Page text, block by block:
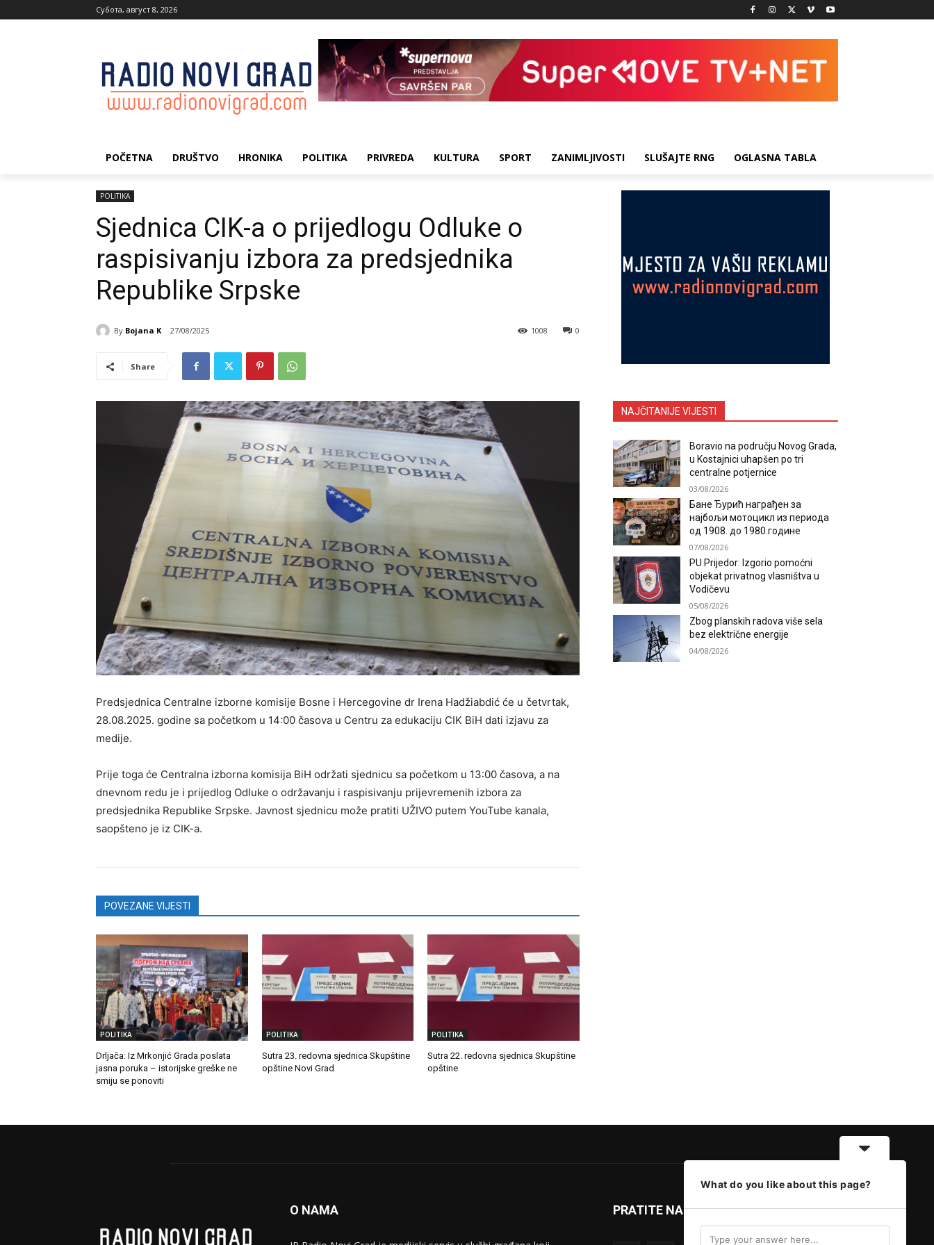
Субота, август 8, 2026
POČETNA DRUŠTVO HRONIKA POLITIKA PRIVREDA KULTURA SPORT ZANIMLJIVOSTI SLUŠAJTE RNG OGLASNA TABLA
POLITIKA
Sjednica CIK-a o prijedlogu Odluke o
raspisivanju izbora za predsjednika
Republike Srpske
By Bojana K 27/08/2025 0
1008
Share
Predsjednica Centralne izborne komisije Bosne i Hercegovine dr Irena Hadžiabdić će u četvrtak,
28.08.2025. godine sa početkom u 14:00 časova u Centru za edukaciju CIK BiH dati izjavu za
medije.
Prije toga će Centralna izborna komisija BiH održati sjednicu sa početkom u 13:00 časova, a na
dnevnom redu je i prijedlog Odluke o održavanju i raspisivanju prijevremenih izbora za
predsjednika Republike Srpske. Javnost sjednicu može pratiti UŽIVO putem YouTube kanala,
saopšteno je iz CIK-a.
POVEZANE VIJESTI
POLITIKA
Drljača: Iz Mrkonjić Grada poslata
jasna poruka – istorijske greške ne
smiju se ponoviti
POLITIKA
Sutra 23. redovna sjednica Skupštine
opštine Novi Grad
POLITIKA
Sutra 22. redovna sjednica Skupštine
opštine
NAJČITANIJE VIJESTI
Boravio na području Novog Grada,
u Kostajnici uhapšen po tri
centralne potjernice
03/08/2026
Бане Ђурић награђен за
најбољи мотоцикл из периода
од 1908. до 1980.године
07/08/2026
PU Prijedor: Izgorio pomoćni
objekat privatnog vlasništva u
Vodičevu
05/08/2026
Zbog planskih radova više sela
bez električne energije
04/08/2026
O NAMA PRATITE NAS
What do you like about this page?